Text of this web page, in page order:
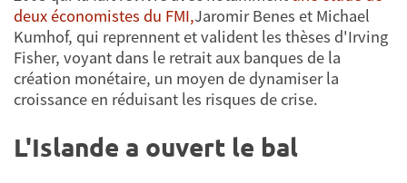
deux économistes du FMI,Jaromir Benes et Michael
Kumhof, qui reprennent et valident les thèses d'Irving
Fisher, voyant dans le retrait aux banques de la
création monétaire, un moyen de dynamiser la
croissance en réduisant les risques de crise.
L'Islande a ouvert le bal